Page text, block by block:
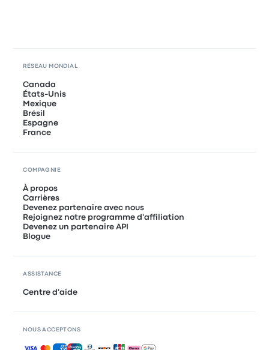
RÉSEAU MONDIAL
Canada
États-Unis
Mexique
Brésil
Espagne
France
COMPAGNIE
À propos
Carrières
Devenez partenaire avec nous
Rejoignez notre programme d'affiliation
Devenez un partenaire API
Blogue
ASSISTANCE
Centre d'aide
NOUS ACCEPTONS
Paiements acceptés